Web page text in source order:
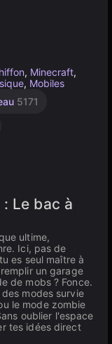
, Minecraft,
, Mobiles
5171
Le bac à
ultime,
Ici, pas de
es seul maître à
un garage
de mobs ? Fonce.
modes survie
le mode zombie
oublier l'espace
tes idées direct